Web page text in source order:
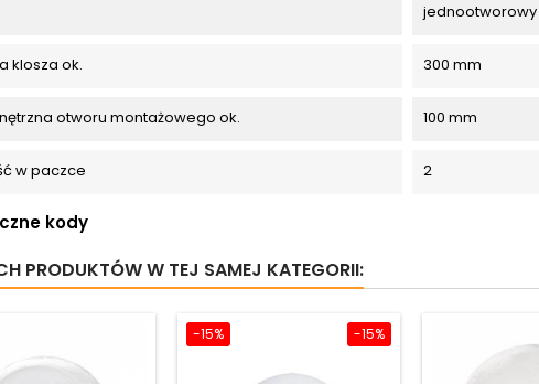
jednootworowy
klosza ok. 300 mm
otworu montażowego ok. 100 mm
w paczce 2
kody
PRODUKTÓW W TEJ SAMEJ KATEGORII:
-15%
-15%